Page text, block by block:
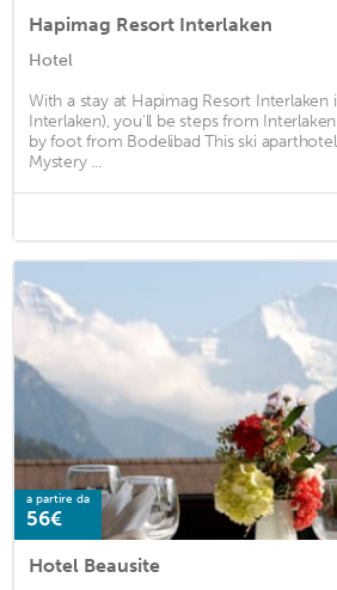
Hapimag Resort Interlaken
Hotel
With a stay at Hapimag Resort Interlaken
Interlaken), you'll be steps from
by foot from Bodelibad This ski
Mystery ...
a partire da
56€
Hotel Beausite